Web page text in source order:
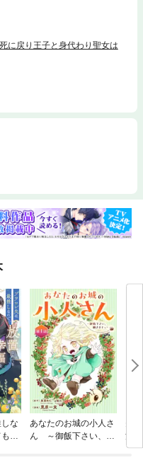
に戻り王子と身代わり聖女は
な
幸
あなたのお城の小人さ
ん ～御飯下さい、働
消
ま